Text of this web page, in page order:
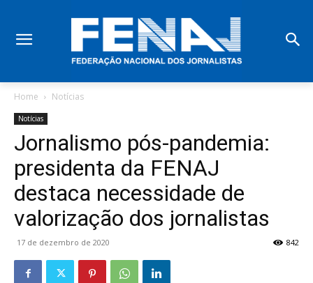
Home Notícias
Notícias
Jornalismo pós-pandemia:
presidenta da FENAJ
destaca necessidade de
valorização dos jornalistas
17 de dezembro de 2020 842